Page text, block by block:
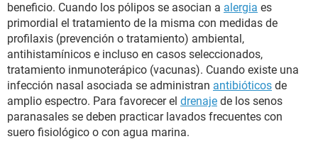
beneficio. Cuando los pólipos se asocian a alergia es
primordial el tratamiento de la misma con medidas de
profilaxis (prevención o tratamiento) ambiental,
antihistamínicos e incluso en casos seleccionados,
tratamiento inmunoterápico (vacunas). Cuando existe una
infección nasal asociada se administran antibióticos de
amplio espectro. Para favorecer el drenaje de los senos
paranasales se deben practicar lavados frecuentes con
suero fisiológico o con agua marina.